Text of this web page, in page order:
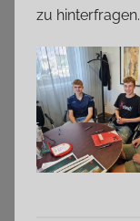
zu hinterfragen.